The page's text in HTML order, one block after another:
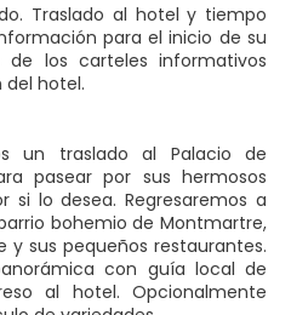
Traslado al hotel y tiempo
para el inicio de su
los carteles informativos
del hotel.
un traslado al Palacio de
pasear por sus hermosos
si lo desea. Regresaremos a
bohemio de Montmartre,
y sus pequeños restaurantes.
con guía local de
al hotel. Opcionalmente